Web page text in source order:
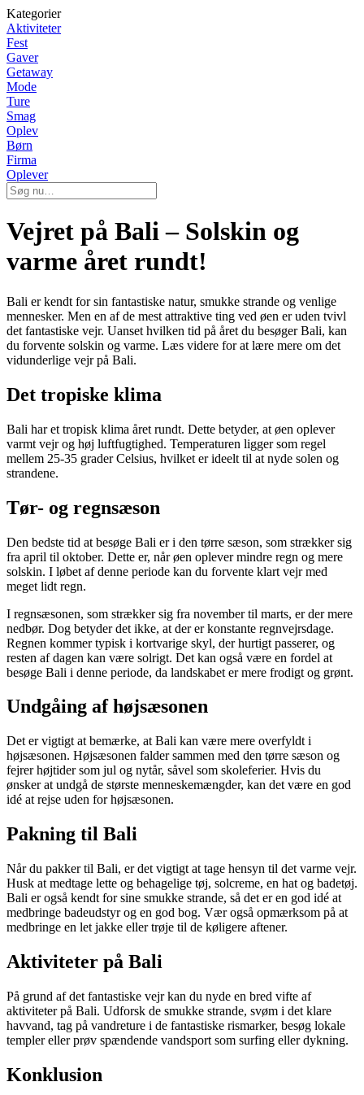
Kategorier
Aktiviteter
Fest
Gaver
Getaway
Mode
Ture
Smag
Oplev
Børn
Firma
Oplever
Vejret på Bali – Solskin og
varme året rundt!
Bali er kendt for sin fantastiske natur, smukke strande og venlige
mennesker. Men en af de mest attraktive ting ved øen er uden tvivl
det fantastiske vejr. Uanset hvilken tid på året du besøger Bali, kan
du forvente solskin og varme. Læs videre for at lære mere om det
vidunderlige vejr på Bali.
Det tropiske klima
Bali har et tropisk klima året rundt. Dette betyder, at øen oplever
varmt vejr og høj luftfugtighed. Temperaturen ligger som regel
mellem 25-35 grader Celsius, hvilket er ideelt til at nyde solen og
strandene.
Tør- og regnsæson
Den bedste tid at besøge Bali er i den tørre sæson, som strækker sig
fra april til oktober. Dette er, når øen oplever mindre regn og mere
solskin. I løbet af denne periode kan du forvente klart vejr med
meget lidt regn.
I regnsæsonen, som strækker sig fra november til marts, er der mere
nedbør. Dog betyder det ikke, at der er konstante regnvejrsdage.
Regnen kommer typisk i kortvarige skyl, der hurtigt passerer, og
resten af dagen kan være solrigt. Det kan også være en fordel at
besøge Bali i denne periode, da landskabet er mere frodigt og grønt.
Undgåing af højsæsonen
Det er vigtigt at bemærke, at Bali kan være mere overfyldt i
højsæsonen. Højsæsonen falder sammen med den tørre sæson og
fejrer højtider som jul og nytår, såvel som skoleferier. Hvis du
ønsker at undgå de største menneskemængder, kan det være en god
idé at rejse uden for højsæsonen.
Pakning til Bali
Når du pakker til Bali, er det vigtigt at tage hensyn til det varme vejr.
Husk at medtage lette og behagelige tøj, solcreme, en hat og badetøj.
Bali er også kendt for sine smukke strande, så det er en god idé at
medbringe badeudstyr og en god bog. Vær også opmærksom på at
medbringe en let jakke eller trøje til de køligere aftener.
Aktiviteter på Bali
På grund af det fantastiske vejr kan du nyde en bred vifte af
aktiviteter på Bali. Udforsk de smukke strande, svøm i det klare
havvand, tag på vandreture i de fantastiske rismarker, besøg lokale
templer eller prøv spændende vandsport som surfing eller dykning.
Konklusion